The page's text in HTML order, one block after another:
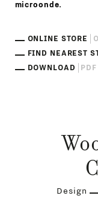
microonde.
ONLINE STORE
FIND NEAREST
DOWNLOAD
PDF
Design